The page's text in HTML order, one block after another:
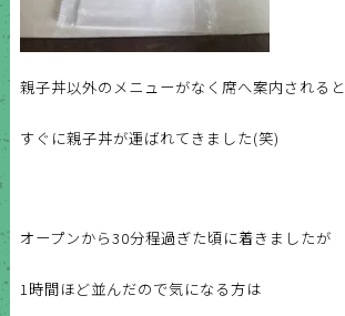
親子丼以外のメニューがなく席へ案内されると
すぐに親子丼が運ばれてきました(笑)
オープンから30分程過ぎた頃に着きましたが
1時間ほど並んだので気になる方は